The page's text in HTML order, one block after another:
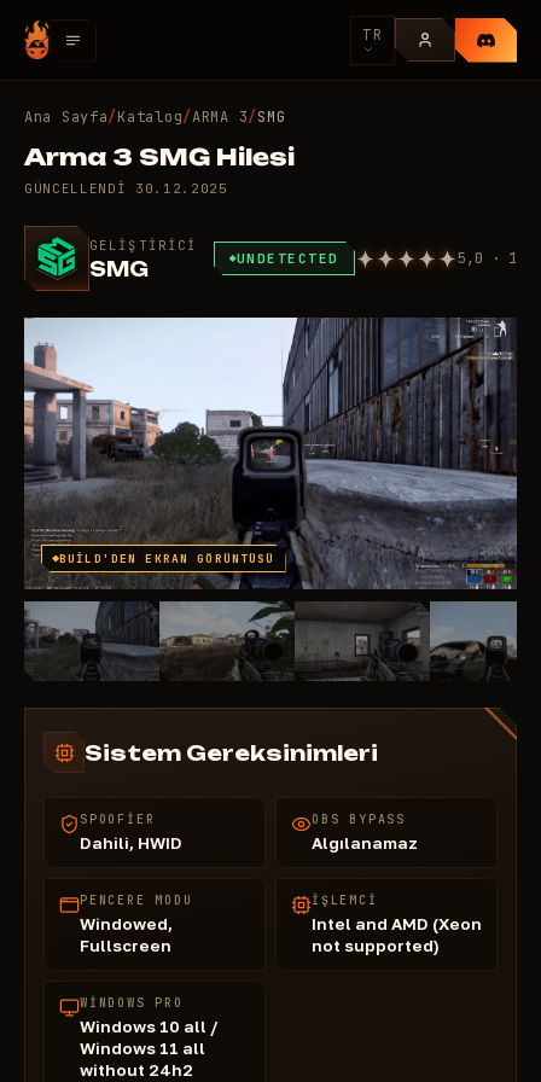
TR
Ana Sayfa/Katalog/ARMA 3/SMG
Arma 3 SMG Hilesi
GÜNCELLENDI 30.12.2025
GELIŞTIRICI
SMG UNDETECTED 5,0 · 1
BUILD'DEN EKRAN GÖRÜNTÜSÜ
Sistem Gereksinimleri
SPOOFIER
Dahili, HWID
OBS BYPASS
Algılanamaz
PENCERE MODU
Windowed,
Fullscreen
İŞLEMCI
Intel and AMD (Xeon
not supported)
WINDOWS PRO
Windows 10 all /
Windows 11 all
without 24h2